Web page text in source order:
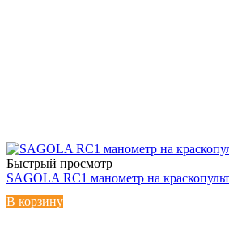
Быстрый просмотр
SAGOLA RC1 манометр на краскопульт
В корзину